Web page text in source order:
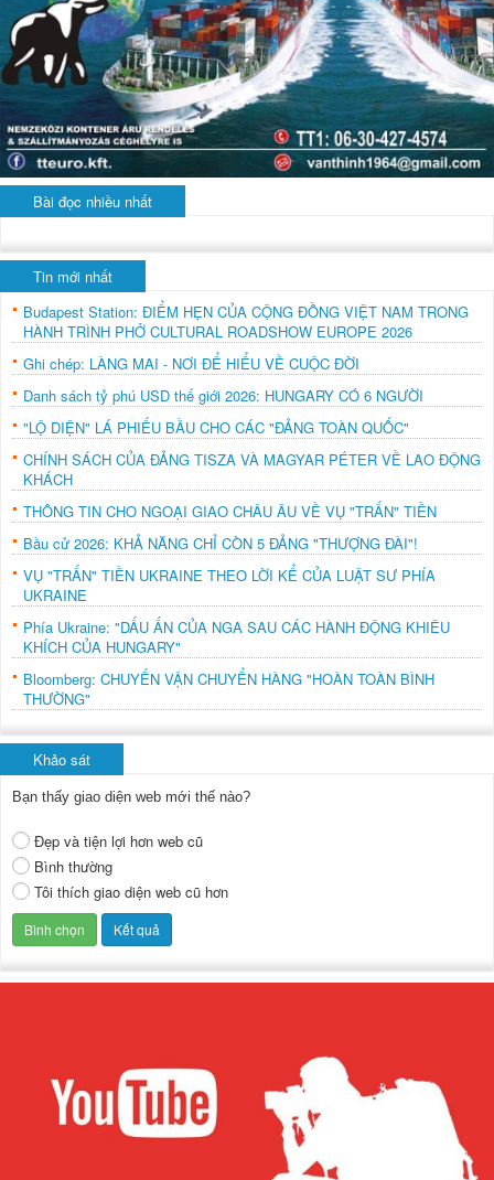
Bài đọc nhiều nhất
Tin mới nhất
Budapest Station: ĐIỂM HẸN CỦA CỘNG ĐỒNG VIỆT NAM TRONG
HÀNH TRÌNH PHỞ CULTURAL ROADSHOW EUROPE 2026
Ghi chép: LÀNG MAI - NƠI ĐỂ HIỂU VỀ CUỘC ĐỜI
Danh sách tỷ phú USD thế giới 2026: HUNGARY CÓ 6 NGƯỜI
"LỘ DIỆN" LÁ PHIẾU BẦU CHO CÁC "ĐẢNG TOÀN QUỐC"
CHÍNH SÁCH CỦA ĐẢNG TISZA VÀ MAGYAR PÉTER VỀ LAO ĐỘNG
KHÁCH
THÔNG TIN CHO NGOẠI GIAO CHÂU ÂU VỀ VỤ "TRẤN" TIỀN
Bầu cử 2026: KHẢ NĂNG CHỈ CÒN 5 ĐẢNG "THƯỢNG ĐÀI"!
VỤ "TRẤN" TIỀN UKRAINE THEO LỜI KỂ CỦA LUẬT SƯ PHÍA
UKRAINE
Phía Ukraine: "DẤU ẤN CỦA NGA SAU CÁC HÀNH ĐỘNG KHIÊU
KHÍCH CỦA HUNGARY"
Bloomberg: CHUYẾN VẬN CHUYỂN HÀNG "HOÀN TOÀN BÌNH
THƯỜNG"
Khảo sát
Bạn thấy giao diện web mới thế nào?
Đẹp và tiện lợi hơn web cũ
Bình thường
Tôi thích giao diện web cũ hơn